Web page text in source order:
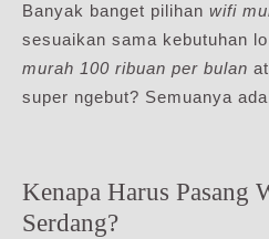
Banyak banget pilihan wifi
sesuaikan sama kebutuhan
murah 100 ribuan per bulan
super ngebut? Semuanya
Kenapa Harus Pasang
Serdang?